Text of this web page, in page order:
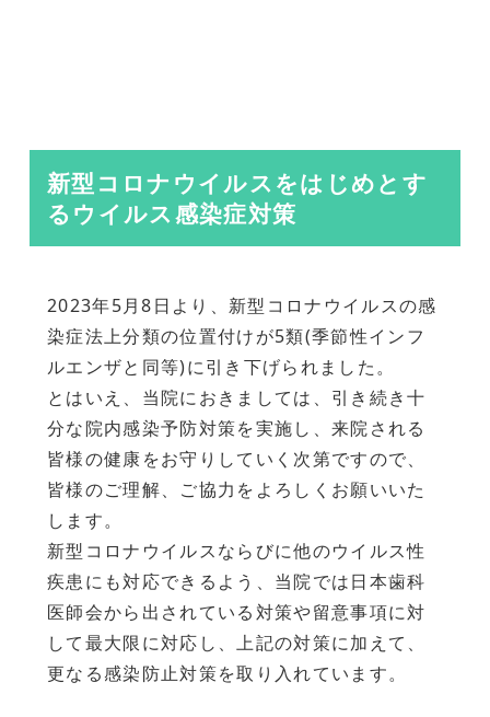
新型コロナウイルスをはじめとす
るウイルス感染症対策
2023年5月8日より、新型コロナウイルスの感
染症法上分類の位置付けが5類(季節性インフ
ルエンザと同等)に引き下げられました。
とはいえ、当院におきましては、引き続き十
分な院内感染予防対策を実施し、来院される
皆様の健康をお守りしていく次第ですので、
皆様のご理解、ご協力をよろしくお願いいた
します。
新型コロナウイルスならびに他のウイルス性
疾患にも対応できるよう、当院では日本歯科
医師会から出されている対策や留意事項に対
して最大限に対応し、上記の対策に加えて、
更なる感染防止対策を取り入れています。